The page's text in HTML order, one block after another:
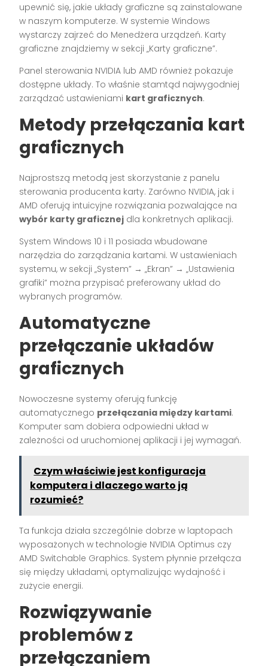
upewnić się, jakie układy graficzne są zainstalowane
w naszym komputerze. W systemie Windows
wystarczy zajrzeć do Menedżera urządzeń. Karty
graficzne znajdziemy w sekcji „Karty graficzne”.
Panel sterowania NVIDIA lub AMD również pokazuje
dostępne układy. To właśnie stamtąd najwygodniej
zarządzać ustawieniami kart graficznych.
Metody przełączania kart
graficznych
Najprostszą metodą jest skorzystanie z panelu
sterowania producenta karty. Zarówno NVIDIA, jak i
AMD oferują intuicyjne rozwiązania pozwalające na
wybór karty graficznej dla konkretnych aplikacji.
System Windows 10 i 11 posiada wbudowane
narzędzia do zarządzania kartami. W ustawieniach
systemu, w sekcji „System” → „Ekran” → „Ustawienia
grafiki” można przypisać preferowany układ do
wybranych programów.
Automatyczne
przełączanie układów
graficznych
Nowoczesne systemy oferują funkcję
automatycznego przełączania między kartami.
Komputer sam dobiera odpowiedni układ w
zależności od uruchomionej aplikacji i jej wymagań.
Czym właściwie jest konfiguracja
komputera i dlaczego warto ją
rozumieć?
Ta funkcja działa szczególnie dobrze w laptopach
wyposażonych w technologie NVIDIA Optimus czy
AMD Switchable Graphics. System płynnie przełącza
się między układami, optymalizując wydajność i
zużycie energii.
Rozwiązywanie
problemów z
przełączaniem